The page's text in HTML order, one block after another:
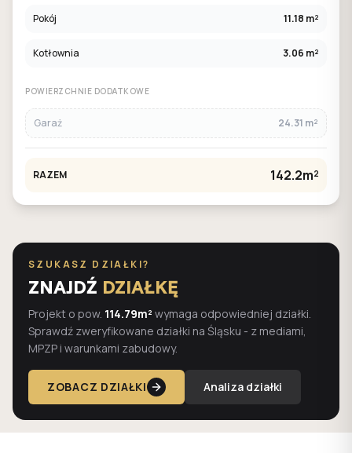
Pokój 11.18 m²
Kotłownia 3.06 m²
POWIERZCHNIE DODATKOWE
Garaż 24.31 m²
RAZEM 142.2m²
SZUKASZ DZIAŁKI?
ZNAJDŹ DZIAŁKĘ
Projekt o pow. 114.79m² wymaga odpowiedniej działki.
Sprawdź zweryfikowane działki na Śląsku - z mediami,
MPZP i warunkami zabudowy.
ZOBACZ DZIAŁKI Analiza działki